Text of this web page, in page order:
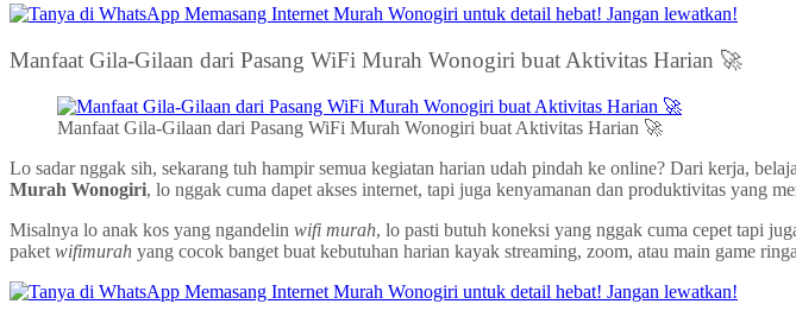
Manfaat Gila-Gilaan dari Pasang WiFi Murah Wonogiri buat Aktivitas Harian 🚀
Manfaat Gila-Gilaan dari Pasang WiFi Murah Wonogiri buat Aktivitas Harian 🚀
Lo sadar nggak sih, sekarang tuh hampir semua kegiatan harian udah pindah ke online? Dari kerja,
Murah Wonogiri, lo nggak cuma dapet akses internet, tapi juga kenyamanan dan produktivitas yang
Misalnya lo anak kos yang ngandelin wifi murah, lo pasti butuh koneksi yang nggak cuma cepet tapi
paket wifimurah yang cocok banget buat kebutuhan harian kayak streaming, zoom, atau main game